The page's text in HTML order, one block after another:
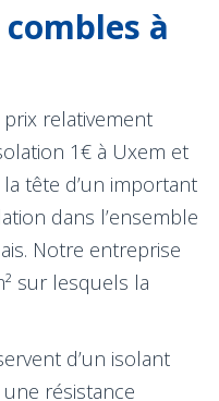
à
relativement
1€ à Uxem et
tête d’un important
dans l’ensemble
Notre entreprise
sur lesquels la
d’un isolant
résistance